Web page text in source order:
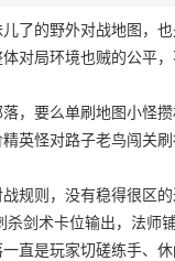
了的野外对战地图，
对局环境也贼的公平
，要么单刷地图小怪
英怪对路子老鸟闯关
规则，没有稳得很区
杀剑术卡位输出，法师
直是玩家切磋练手、